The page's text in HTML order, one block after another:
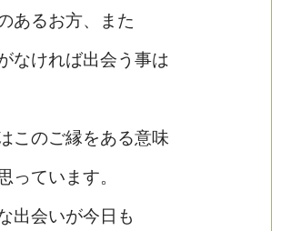
あるお方、また
なければ出会う事は
このご縁をある意味
っています。
出会いが今日も